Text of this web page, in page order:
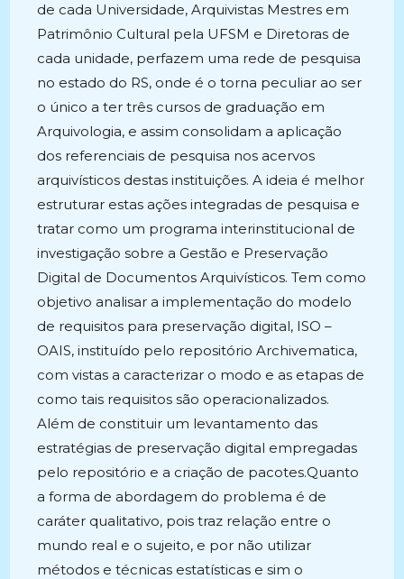
de cada Universidade, Arquivistas Mestres em
Patrimônio Cultural pela UFSM e Diretoras de
cada unidade, perfazem uma rede de pesquisa
no estado do RS, onde é o torna peculiar ao ser
o único a ter três cursos de graduação em
Arquivologia, e assim consolidam a aplicação
dos referenciais de pesquisa nos acervos
arquivísticos destas instituições. A ideia é melhor
estruturar estas ações integradas de pesquisa e
tratar como um programa interinstitucional de
investigação sobre a Gestão e Preservação
Digital de Documentos Arquivísticos. Tem como
objetivo analisar a implementação do modelo
de requisitos para preservação digital, ISO –
OAIS, instituído pelo repositório Archivematica,
com vistas a caracterizar o modo e as etapas de
como tais requisitos são operacionalizados.
Além de constituir um levantamento das
estratégias de preservação digital empregadas
pelo repositório e a criação de pacotes.Quanto
a forma de abordagem do problema é de
caráter qualitativo, pois traz relação entre o
mundo real e o sujeito, e por não utilizar
métodos e técnicas estatísticas e sim o